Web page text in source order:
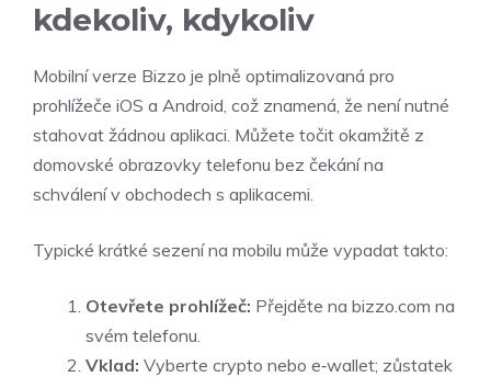
kdekoliv, kdykoliv
Mobilní verze Bizzo je plně optimalizovaná pro
prohlížeče iOS a Android, což znamená, že není nutné
stahovat žádnou aplikaci. Můžete točit okamžitě z
domovské obrazovky telefonu bez čekání na
schválení v obchodech s aplikacemi.
Typické krátké sezení na mobilu může vypadat takto:
Otevřete prohlížeč: Přejděte na bizzo.com na
svém telefonu.
Vklad: Vyberte crypto nebo e‑wallet; zůstatek